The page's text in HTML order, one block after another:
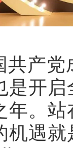
共产
是开
年。
机遇